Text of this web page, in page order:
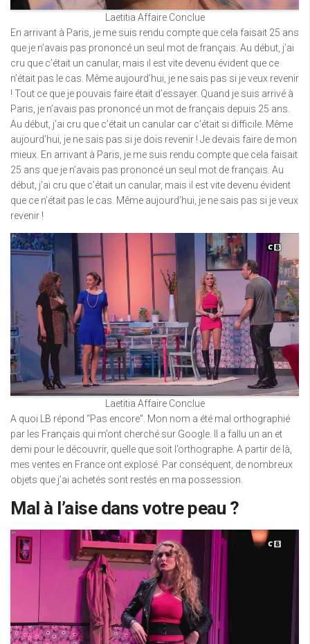
Laetitia Affaire Conclue
En arrivant à Paris, je me suis rendu compte que cela faisait 25 ans
que je n’avais pas prononcé un seul mot de français. Au début, j’ai
cru que c’était un canular, mais il est vite devenu évident que ce
n’était pas le cas. Même aujourd’hui, je ne sais pas si je veux revenir
! Tout ce que je pouvais faire était d’essayer. Quand je suis arrivé à
Paris, je n’avais pas prononcé un mot de français depuis 25 ans.
Au début, j’ai cru que c’était un canular car c’était si difficile. Même
aujourd’hui, je ne sais pas si je dois revenir ! Je devais faire de mon
mieux. En arrivant à Paris, je me suis rendu compte que cela faisait
25 ans que je n’avais pas prononcé un seul mot de français. Au
début, j’ai cru que c’était un canular, mais il est vite devenu évident
que ce n’était pas le cas. Même aujourd’hui, je ne sais pas si je veux
revenir !
Laetitia Affaire Conclue
A quoi LB répond “Pas encore”. Mon nom a été mal orthographié
par les Français qui m’ont cherché sur Google. Il a fallu un an et
demi pour le découvrir, quelle que soit l’orthographe. A partir de là,
mes ventes en France ont explosé. Par conséquent, de nombreux
objets que j’ai achetés sont restés en ma possession.
Mal à l’aise dans votre peau ?